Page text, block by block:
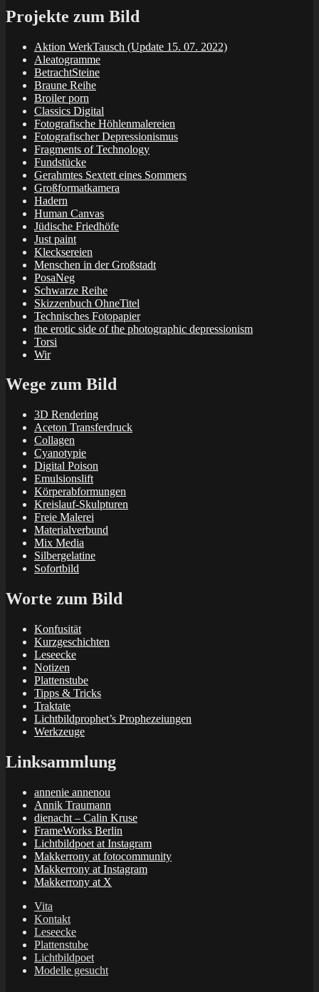
Projekte zum Bild
Aktion WerkTausch (Update 15. 07. 2022)
Aleatogramme
BetrachtSteine
Braune Reihe
Broiler porn
Classics Digital
Fotografische Höhlenmalereien
Fotografischer Depressionismus
Fragments of Technology
Fundstücke
Gerahmtes Sextett eines Sommers
Großformatkamera
Hadern
Human Canvas
Jüdische Friedhöfe
Just paint
Klecksereien
Menschen in der Großstadt
PosaNeg
Schwarze Reihe
Skizzenbuch OhneTitel
Technisches Fotopapier
the erotic side of the photographic depressionism
Torsi
Wir
Wege zum Bild
3D Rendering
Aceton Transferdruck
Collagen
Cyanotypie
Digital Poison
Emulsionslift
Körperabformungen
Kreislauf-Skulpturen
Freie Malerei
Materialverbund
Mix Media
Silbergelatine
Sofortbild
Worte zum Bild
Konfusität
Kurzgeschichten
Leseecke
Notizen
Plattenstube
Tipps & Tricks
Traktate
Lichtbildprophet’s Prophezeiungen
Werkzeuge
Linksammlung
annenie annenou
Annik Traumann
dienacht – Calin Kruse
FrameWorks Berlin
Lichtbildpoet at Instagram
Makkerrony at fotocommunity
Makkerrony at Instagram
Makkerrony at X
Vita
Kontakt
Leseecke
Plattenstube
Lichtbildpoet
Modelle gesucht